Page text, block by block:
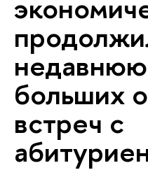
больших
встреч с